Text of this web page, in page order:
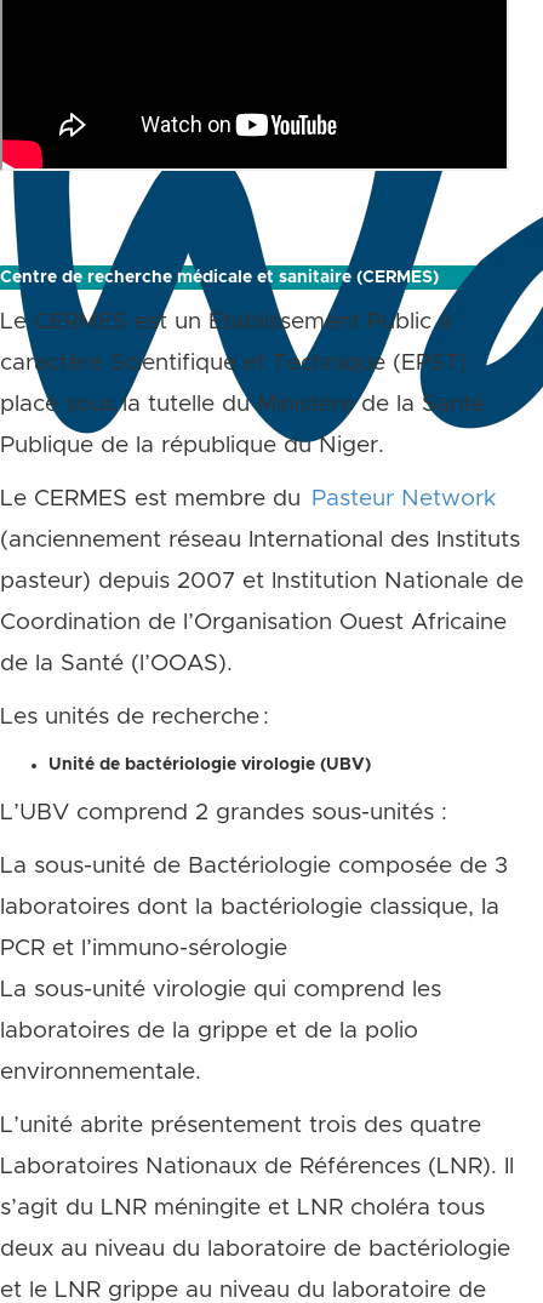
Centre de recherche médicale et sanitaire (CERMES)
Le CERMES est un Établissement Public à
caractère Scientifique et Technique (EPST)
placé sous la tutelle du Ministère de la Santé
Publique de la république du Niger.
Le CERMES est membre du
Pasteur Network
(anciennement réseau International des Instituts
pasteur) depuis 2007 et Institution Nationale de
Coordination de l’Organisation Ouest Africaine
de la Santé (l’OOAS).
Les unités de recherche :
Unité de bactériologie virologie (UBV)
L’UBV comprend 2 grandes sous-unités :
La sous-unité de Bactériologie composée de 3
laboratoires dont la bactériologie classique, la
PCR et l’immuno-sérologie
La sous-unité virologie qui comprend les
laboratoires de la grippe et de la polio
environnementale.
L’unité abrite présentement trois des quatre
Laboratoires Nationaux de Références (LNR). Il
s’agit du LNR méningite et LNR choléra tous
deux au niveau du laboratoire de bactériologie
et le LNR grippe au niveau du laboratoire de